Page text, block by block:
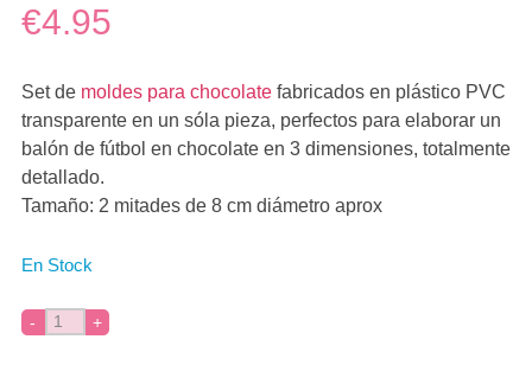
€4.95
Set de moldes para chocolatefabricados en plástico PVC
transparente en un sóla pieza, perfectos para elaborar un
balón de fútbol en chocolate en 3 dimensiones, totalmente
detallado.
Tamaño: 2 mitades de 8 cm diámetro aprox
En Stock